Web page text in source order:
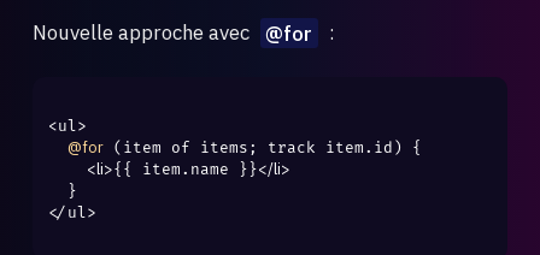
Nouvelle approche avec @for :
<ul>
@for (item of items; track item.id) {
<li>{{ item.name }}</li>
  }
</ul>